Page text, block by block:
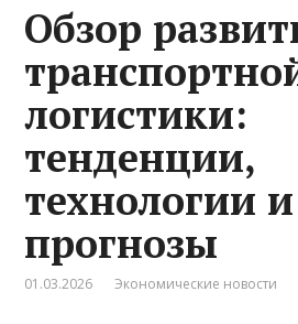
Обзор
логистики:
тенденции,
технологии и
прогнозы
01.03.2026 Экономические новости